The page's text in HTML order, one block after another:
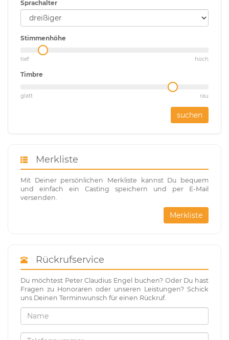
Sprachalter
Stimmenhöhe
tief hoch
Timbre
glatt rau
suchen
Merkliste
Mit Deiner persönlichen Merkliste kannst Du bequem
und einfach ein Casting speichern und per E-Mail
versenden.
Merkliste
Rückrufservice
Du möchtest Peter Claudius Engel buchen? Oder Du hast
Fragen zu Honoraren oder unseren Leistungen? Schick
uns Deinen Terminwunsch für einen Rückruf.